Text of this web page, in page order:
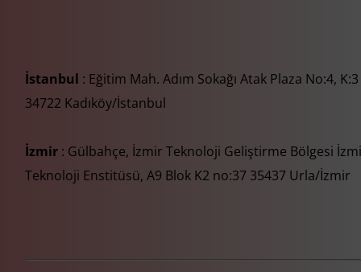
İstanbul : Eğitim Mah. Adım Sokağı Atak Plaza No:4,
34722 Kadıköy/İstanbul
İzmir : Gülbahçe, İzmir Teknoloji Geliştirme Bölgesi
Teknoloji Enstitüsü, A9 Blok K2 no:37 35437 Urla/İzmir